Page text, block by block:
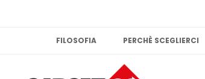
FILOSOFIA PERCHÈ SCEGLIERCI